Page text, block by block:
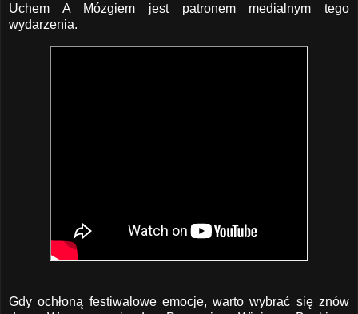
Uchem A Mózgiem jest patronem medialnym tego
wydarzenia.
Gdy ochłoną festiwalowe emocje, warto wybrać się znów